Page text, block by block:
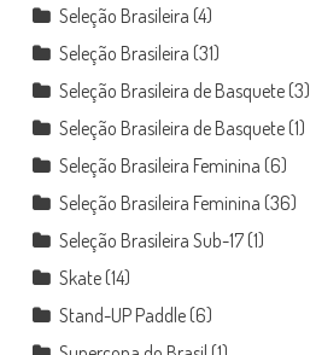
Seleção Brasileira (4)
Seleção Brasileira (31)
Seleção Brasileira de Basquete(3)
Seleção Brasileira de Basquete(1)
Seleção Brasileira Feminina (6)
Seleção Brasileira Feminina (36)
Seleção Brasileira Sub-17(1)
Skate(14)
Stand-UP Paddle(6)